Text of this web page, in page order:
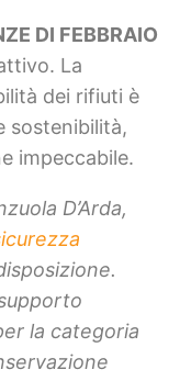
DI FEBBRAIO
La
dei rifiuti è
sostenibilità,
impeccabile.
D’Arda,
la categoria